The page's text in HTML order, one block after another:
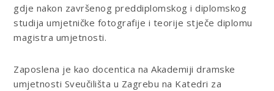
gdje nakon završenog preddiplomskog i diplomskog
studija umjetničke fotografije i teorije stječe diplomu
magistra umjetnosti.
Zaposlena je kao docentica na Akademiji dramske
umjetnosti Sveučilišta u Zagrebu na Katedri za